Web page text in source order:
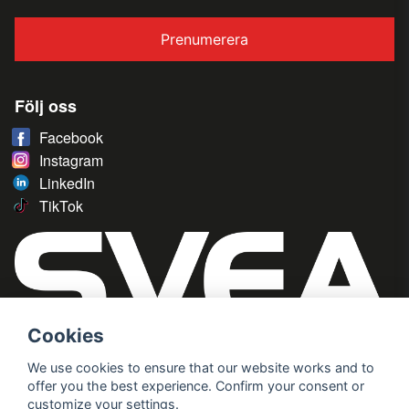
Prenumerera
Följ oss
Facebook
Instagram
LinkedIn
TikTok
Cookies
We use cookies to ensure that our website works and to
offer you the best experience. Confirm your consent or
customize your settings.